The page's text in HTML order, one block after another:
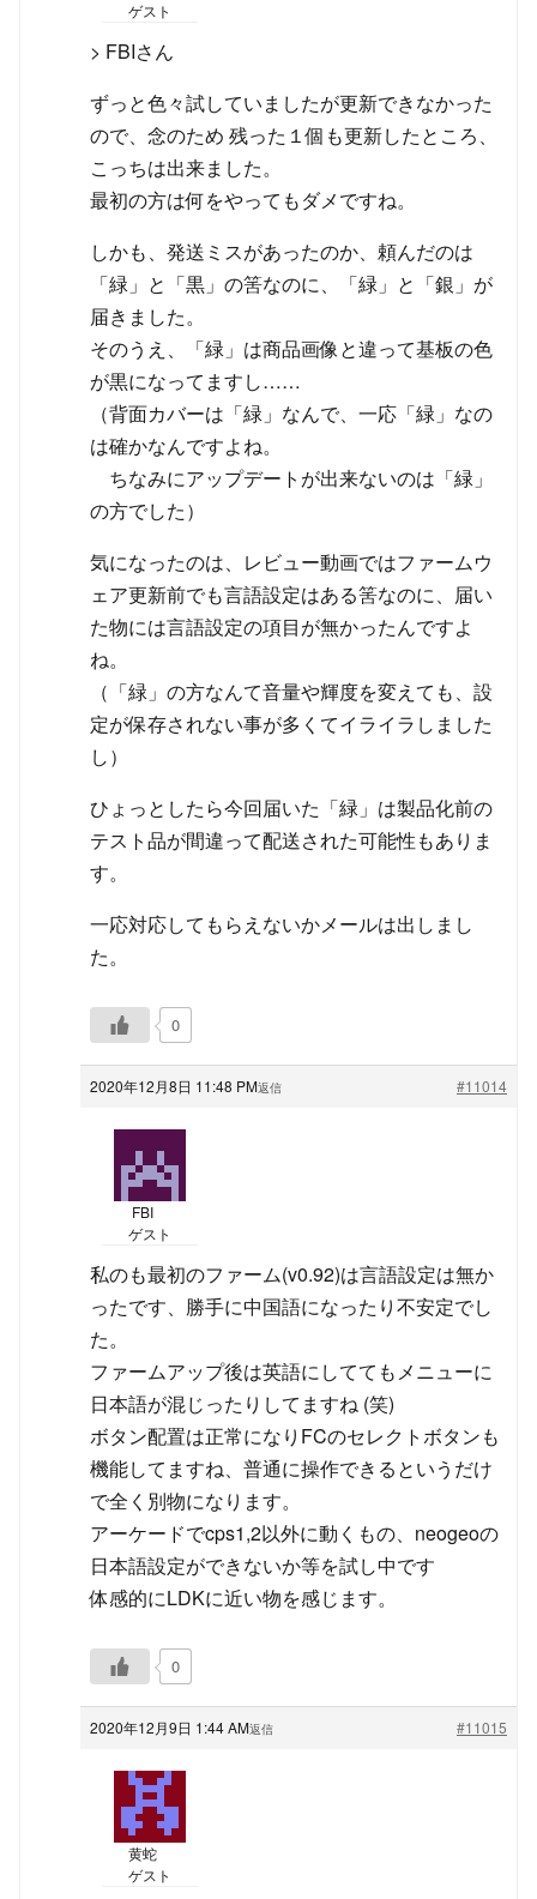
ゲスト
> FBIさん
ずっと色々試していましたが更新できなかった
ので、念のため 残った１個も更新したところ、
こっちは出来ました。
最初の方は何をやってもダメですね。
しかも、発送ミスがあったのか、頼んだのは
「緑」と「黒」の筈なのに、「緑」と「銀」が
届きました。
そのうえ、「緑」は商品画像と違って基板の色
が黒になってますし……
（背面カバーは「緑」なんで、一応「緑」なの
は確かなんですよね。
ちなみにアップデートが出来ないのは「緑」
の方でした）
気になったのは、レビュー動画ではファームウ
ェア更新前でも言語設定はある筈なのに、届い
た物には言語設定の項目が無かったんですよ
ね。
（「緑」の方なんて音量や輝度を変えても、設
定が保存されない事が多くてイライラしました
し）
ひょっとしたら今回届いた「緑」は製品化前の
テスト品が間違って配送された可能性もありま
す。
一応対応してもらえないかメールは出しまし
た。
0
2020年12月8日 11:48 PM #11014
返信
FBI
ゲスト
私のも最初のファーム(v0.92)は言語設定は無か
ったです、勝手に中国語になったり不安定でし
た。
ファームアップ後は英語にしててもメニューに
日本語が混じったりしてますね (笑)
ボタン配置は正常になりFCのセレクトボタンも
機能してますね、普通に操作できるというだけ
で全く別物になります。
アーケードでcps1,2以外に動くもの、neogeoの
日本語設定ができないか等を試し中です
体感的にLDKに近い物を感じます。
0
2020年12月9日 1:44 AM #11015
返信
黄蛇
ゲスト